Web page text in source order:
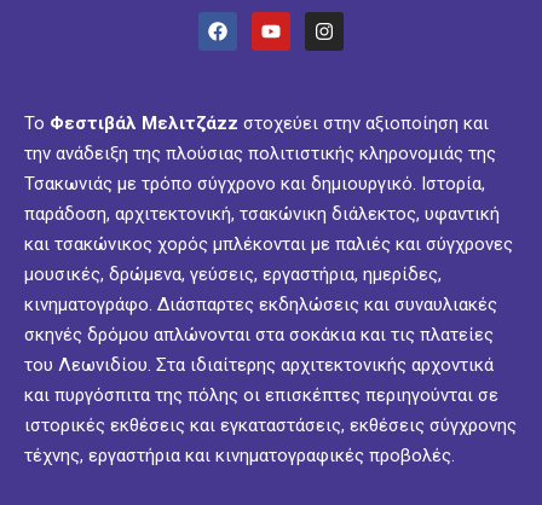
Το Φεστιβάλ Μελιτζάzz στοχεύει στην αξιοποίηση και
την ανάδειξη της πλούσιας πολιτιστικής κληρονομιάς της
Τσακωνιάς με τρόπο σύγχρονο και δημιουργικό. Ιστορία,
παράδοση, αρχιτεκτονική, τσακώνικη διάλεκτος, υφαντική
και τσακώνικος χορός μπλέκονται με παλιές και σύγχρονες
μουσικές, δρώμενα, γεύσεις, εργαστήρια, ημερίδες,
κινηματογράφο. Διάσπαρτες εκδηλώσεις και συναυλιακές
σκηνές δρόμου απλώνονται στα σοκάκια και τις πλατείες
του Λεωνιδίου. Στα ιδιαίτερης αρχιτεκτονικής αρχοντικά
και πυργόσπιτα της πόλης οι επισκέπτες περιηγούνται σε
ιστορικές εκθέσεις και εγκαταστάσεις, εκθέσεις σύγχρονης
τέχνης, εργαστήρια και κινηματογραφικές προβολές.